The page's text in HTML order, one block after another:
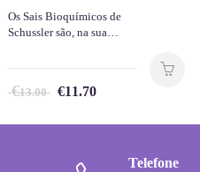
Os Sais Bioquímicos de
Schussler são, na sua…
€13.00 €11.70
Telefone